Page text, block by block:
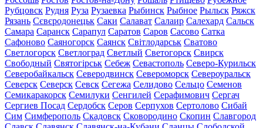
Рубцовск Рудня Руза Рузаевка Рыбинск Рыбное Рыльск Ряжск
Рязань Сєвєродонецьк Саки Салават Салаир Салехард Сальск
Самара Саранск Сарапул Саратов Саров Сасово Сатка
Сафоново Саяногорск Саянск Світлодарськ Сватово
Светлогорск Светлоград Светлый Светогорск Свирск
Свободный Святогірськ Себеж Севастополь Северо-Курильск
Северобайкальск Северодвинск Североморск Североуральск
Северск Северск Севск Сегежа Селидово Сельцо Семенов
Семикаракорск Семилуки Сенгилей Серафимович Сергач
Сергиев Посад Сердобск Серов Серпухов Сертолово Сибай
Сим Симферополь Скадовск Сковородино Скопин Славгород